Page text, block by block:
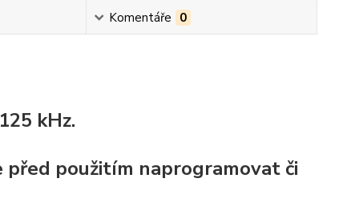
Komentáře 0
kHz.
použitím naprogramovat či